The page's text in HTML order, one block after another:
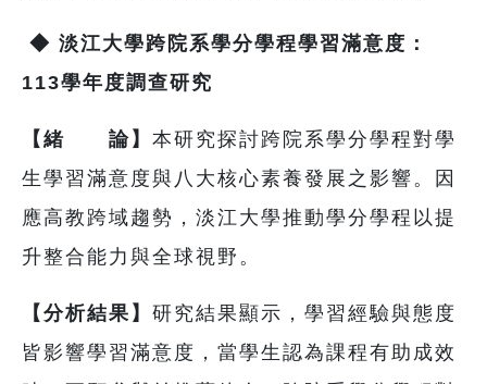
◆ 淡江大學跨院系學分學程學習滿意度：
113學年度調查研究
【緒 論】 本研究探討跨院系學分學程對學
生學習滿意度與八大核心素養發展之影響。因
應高教跨域趨勢，淡江大學推動學分學程以提
升整合能力與全球視野。
【分析結果】 研究結果顯示，學習經驗與態度
皆影響學習滿意度，當學生認為課程有助成效